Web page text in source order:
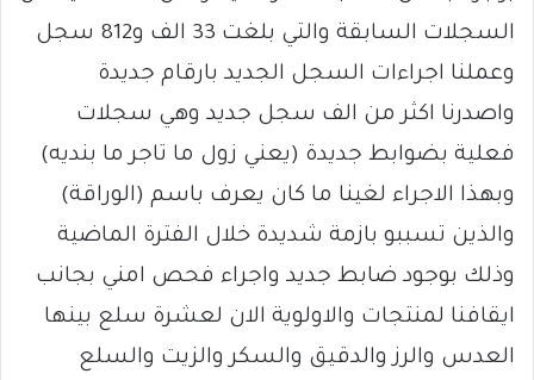
السجلات السابقة والتي بلغت 33 الف و812 سجل
وعملنا اجراءات السجل الجديد بارقام جديدة
واصدرنا اكثر من الف سجل جديد وهي سجلات
فعلية بضوابط جديدة (يعني زول ما تاجر ما بنديه)
وبهذا الاجراء لغينا ما كان يعرف باسم (الوراقة)
والذين تسببو بازمة شديدة خلال الفترة الماضية
وذلك بوجود ضابط جديد واجراء فحص امني بجانب
ايقافنا لمنتجات والاولوية الان لعشرة سلع بينها
العدس والرز والدقيق والسكر والزيت والسلع